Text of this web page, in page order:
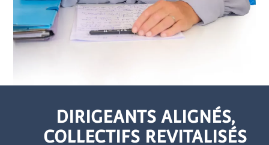
DIRIGEANTS ALIGNÉS,
COLLECTIFS REVITALISÉS